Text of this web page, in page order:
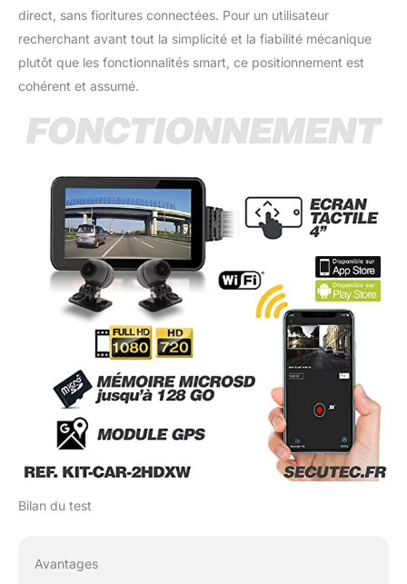
direct, sans fioritures connectées. Pour un utilisateur
recherchant avant tout la simplicité et la fiabilité mécanique
plutôt que les fonctionnalités smart, ce positionnement est
cohérent et assumé.
Bilan du test
Avantages